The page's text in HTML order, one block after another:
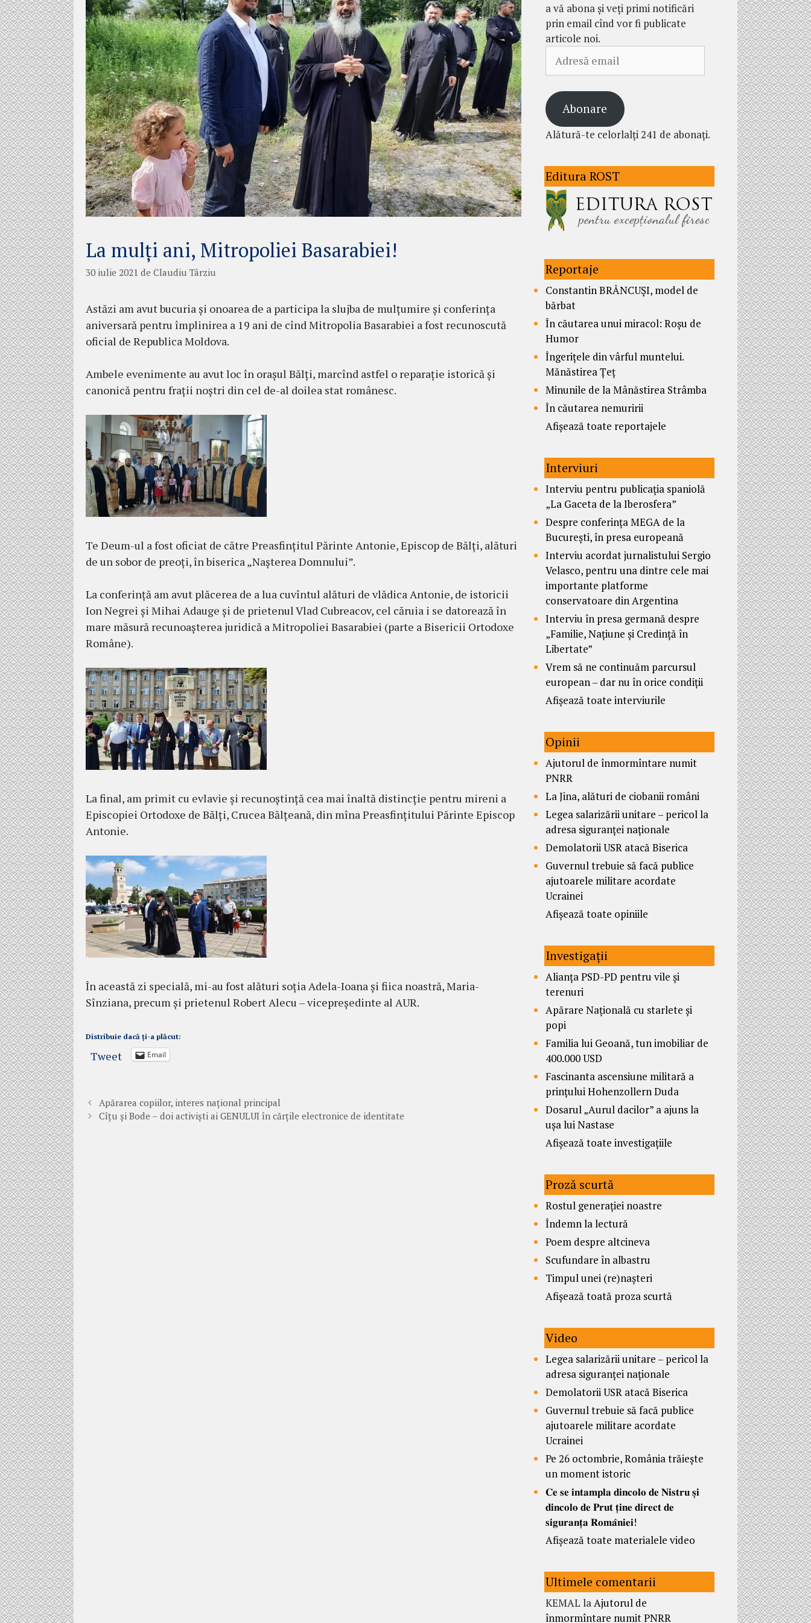
La mulți ani, Mitropoliei Basarabiei!
30 iulie 2021 de Claudiu Târziu
Astăzi am avut bucuria și onoarea de a participa la slujba de mulțumire și conferința
aniversară pentru împlinirea a 19 ani de cînd Mitropolia Basarabiei a fost recunoscută
oficial de Republica Moldova.
Ambele evenimente au avut loc în orașul Bălți, marcînd astfel o reparație istorică și
canonică pentru frații noștri din cel de-al doilea stat românesc.
Te Deum-ul a fost oficiat de către Preasfințitul Părinte Antonie, Episcop de Bălți, alături
de un sobor de preoți, în biserica „Nașterea Domnului”.
La conferință am avut plăcerea de a lua cuvîntul alături de vlădica Antonie, de istoricii
Ion Negrei și Mihai Adauge și de prietenul Vlad Cubreacov, cel căruia i se datorează în
mare măsură recunoașterea juridică a Mitropoliei Basarabiei (parte a Bisericii Ortodoxe
Române).
La final, am primit cu evlavie și recunoștință cea mai înaltă distincție pentru mireni a
Episcopiei Ortodoxe de Bălți, Crucea Bălțeană, din mîna Preasfințitului Părinte Episcop
Antonie.
În această zi specială, mi-au fost alături soția Adela-Ioana și fiica noastră, Maria-
Sînziana, precum și prietenul Robert Alecu – vicepreședinte al AUR.
Distribuie dacă ți-a plăcut:
Tweet Email
Apărarea copiilor, interes național principal
Cîțu și Bode – doi activiști ai GENULUI în cărțile electronice de identitate
a vă abona și veți primi notificări
prin email cînd vor fi publicate
articole noi.
email
Abonare
Alătură-te celorlalți 241 de abonați.
Editura ROST
Reportaje
Constantin BRÂNCUȘI, model de
bărbat
În căutarea unui miracol: Roșu de
Humor
Îngerițele din vârful muntelui.
Mănăstirea Țeț
Minunile de la Mânăstirea Strâmba
În căutarea nemuririi
Afișează toate reportajele
Interviuri
Interviu pentru publicația spaniolă
„La Gaceta de la Iberosfera”
Despre conferința MEGA de la
București, în presa europeană
Interviu acordat jurnalistului Sergio
Velasco, pentru una dintre cele mai
importante platforme
conservatoare din Argentina
Interviu în presa germană despre
„Familie, Națiune și Credință în
Libertate”
Vrem să ne continuăm parcursul
european – dar nu în orice condiții
Afișează toate interviurile
Opinii
Ajutorul de înmormîntare numit
PNRR
La Jina, alături de ciobanii români
Legea salarizării unitare – pericol la
adresa siguranței naționale
Demolatorii USR atacă Biserica
Guvernul trebuie să facă publice
ajutoarele militare acordate
Ucrainei
Afișează toate opiniile
Investigații
Alianța PSD-PD pentru vile și
terenuri
Apărare Națională cu starlete și
popi
Familia lui Geoană, tun imobiliar de
400.000 USD
Fascinanta ascensiune militară a
prințului Hohenzollern Duda
Dosarul „Aurul dacilor” a ajuns la
ușa lui Nastase
Afișează toate investigațiile
Proză scurtă
Rostul generației noastre
Îndemn la lectură
Poem despre altcineva
Scufundare în albastru
Timpul unei (re)nașteri
Afișează toată proza scurtă
Video
Legea salarizării unitare – pericol la
adresa siguranței naționale
Demolatorii USR atacă Biserica
Guvernul trebuie să facă publice
ajutoarele militare acordate
Ucrainei
Pe 26 octombrie, România trăiește
un moment istoric
𝐂𝐞 𝐬𝐞 𝐢𝐧𝐭𝐚𝐦𝐩𝐥𝐚 𝐝𝐢𝐧𝐜𝐨𝐥𝐨 𝐝𝐞 𝐍𝐢𝐬𝐭𝐫𝐮 𝐬̦𝐢
𝐝𝐢𝐧𝐜𝐨𝐥𝐨 𝐝𝐞 𝐏𝐫𝐮𝐭 𝐭̦𝐢𝐧𝐞 𝐝𝐢𝐫𝐞𝐜𝐭 𝐝𝐞
𝐬𝐢𝐠𝐮𝐫𝐚𝐧𝐭̦𝐚 𝐑𝐨𝐦𝐚̂𝐧𝐢𝐞𝐢!
Afișează toate materialele video
Ultimele comentarii
KEMAL laAjutorul de
înmormîntare numit PNRR